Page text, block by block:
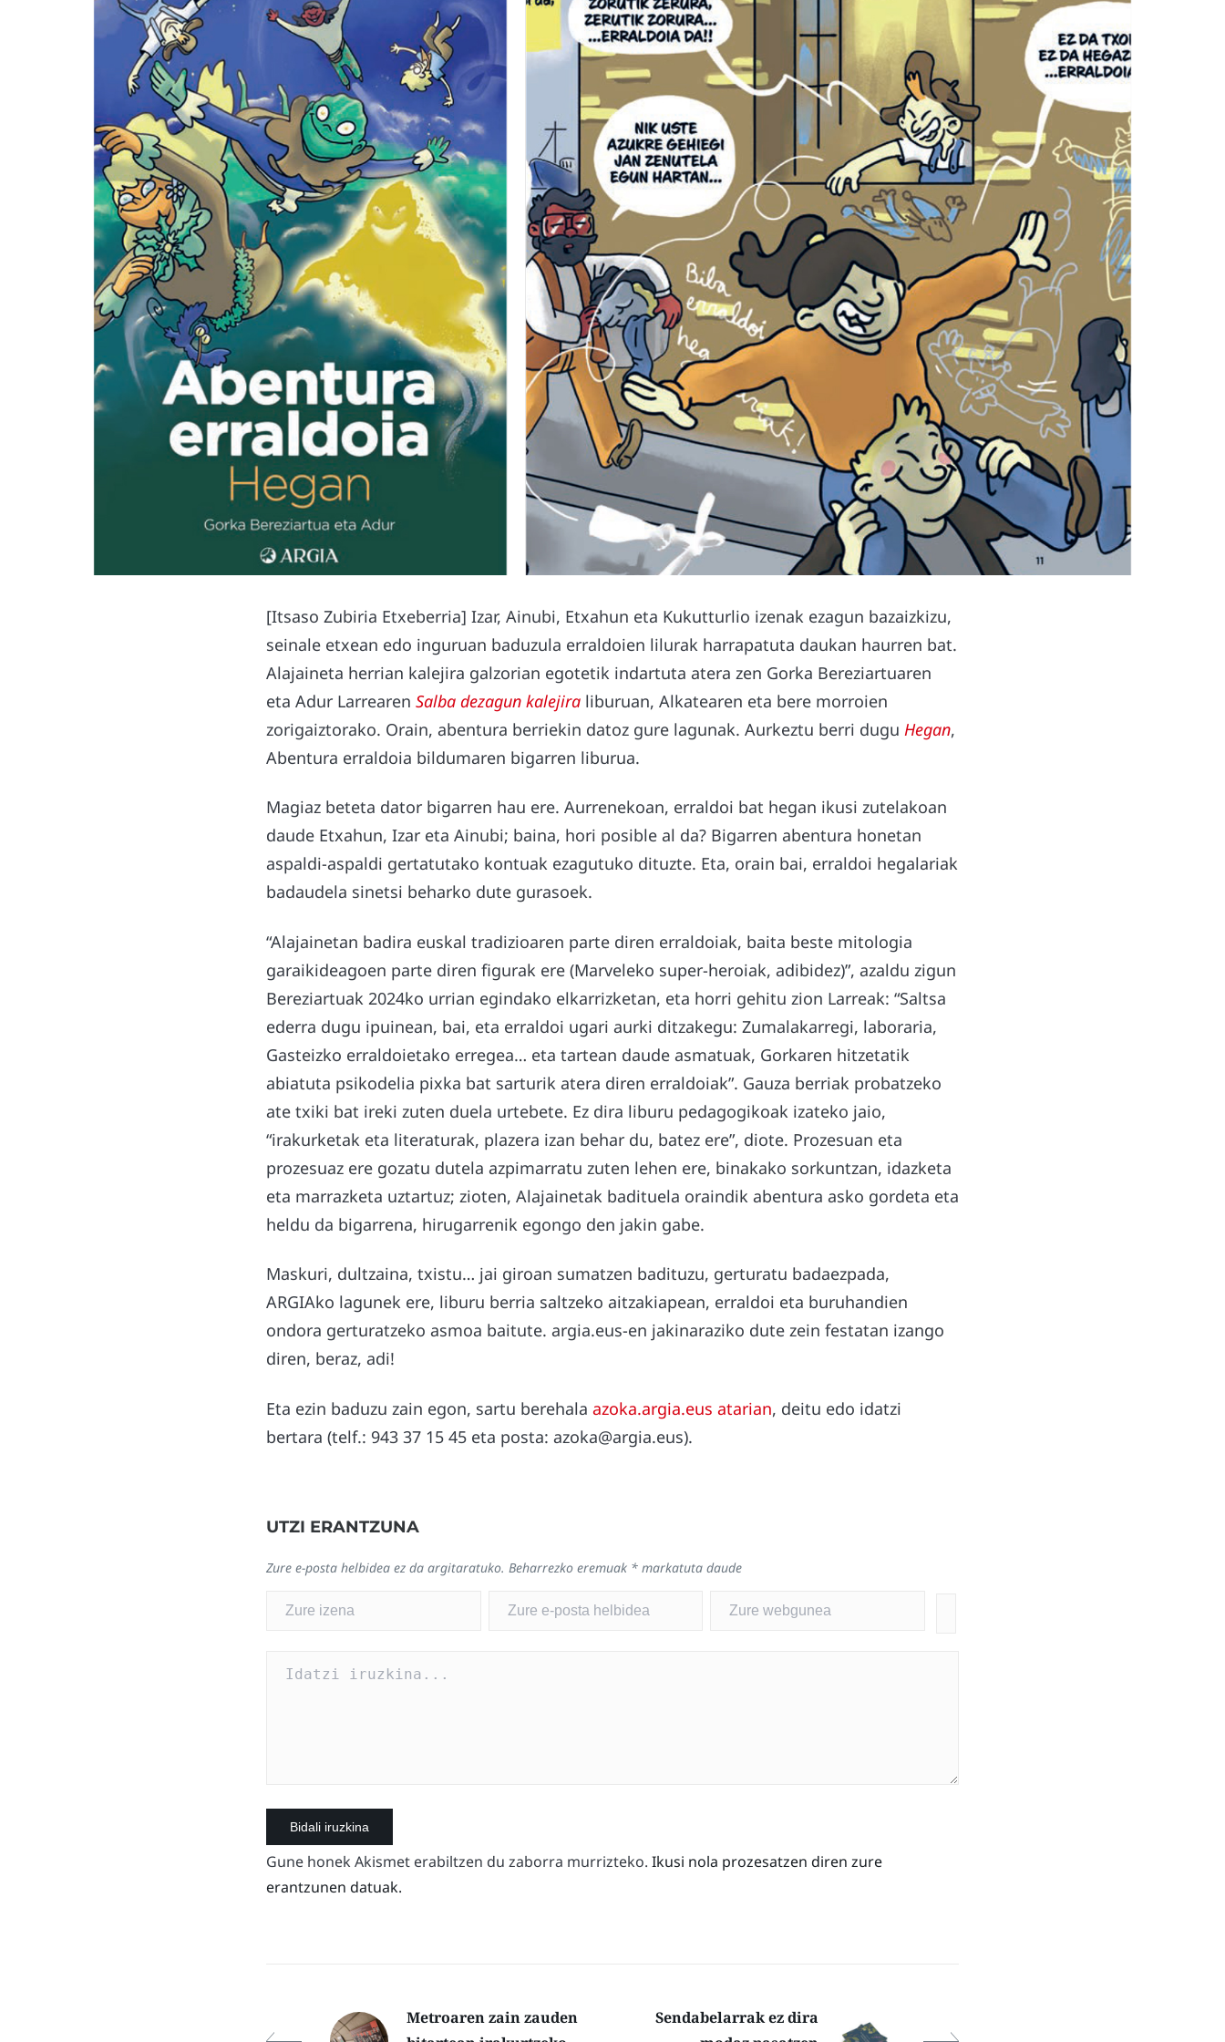
[Itsaso Zubiria Etxeberria] Izar, Ainubi, Etxahun eta Kukutturlio izenak ezagun bazaizkizu,
seinale etxean edo inguruan baduzula erraldoien lilurak harrapatuta daukan haurren bat.
Alajaineta herrian kalejira galzorian egotetik indartuta atera zen Gorka Bereziartuaren
eta Adur Larrearen Salba dezagun kalejira liburuan, Alkatearen eta bere morroien
zorigaiztorako. Orain, abentura berriekin datoz gure lagunak. Aurkeztu berri dugu Hegan,
Abentura erraldoia bildumaren bigarren liburua.
Magiaz beteta dator bigarren hau ere. Aurrenekoan, erraldoi bat hegan ikusi zutelakoan
daude Etxahun, Izar eta Ainubi; baina, hori posible al da? Bigarren abentura honetan
aspaldi-aspaldi gertatutako kontuak ezagutuko dituzte. Eta, orain bai, erraldoi hegalariak
badaudela sinetsi beharko dute gurasoek.
“Alajainetan badira euskal tradizioaren parte diren erraldoiak, baita beste mitologia
garaikideagoen parte diren figurak ere (Marveleko super-heroiak, adibidez)”, azaldu zigun
Bereziartuak 2024ko urrian egindako elkarrizketan, eta horri gehitu zion Larreak: “Saltsa
ederra dugu ipuinean, bai, eta erraldoi ugari aurki ditzakegu: Zumalakarregi, laboraria,
Gasteizko erraldoietako erregea… eta tartean daude asmatuak, Gorkaren hitzetatik
abiatuta psikodelia pixka bat sarturik atera diren erraldoiak”. Gauza berriak probatzeko
ate txiki bat ireki zuten duela urtebete. Ez dira liburu pedagogikoak izateko jaio,
“irakurketak eta literaturak, plazera izan behar du, batez ere”, diote. Prozesuan eta
prozesuaz ere gozatu dutela azpimarratu zuten lehen ere, binakako sorkuntzan, idazketa
eta marrazketa uztartuz; zioten, Alajainetak badituela oraindik abentura asko gordeta eta
heldu da bigarrena, hirugarrenik egongo den jakin gabe.
Maskuri, dultzaina, txistu… jai giroan sumatzen badituzu, gerturatu badaezpada,
ARGIAko lagunek ere, liburu berria saltzeko aitzakiapean, erraldoi eta buruhandien
ondora gerturatzeko asmoa baitute. argia.eus-en jakinaraziko dute zein festatan izango
diren, beraz, adi!
Eta ezin baduzu zain egon, sartu berehala azoka.argia.eus atarian, deitu edo idatzi
bertara (telf.: 943 37 15 45 eta posta: azoka@argia.eus).
UTZI ERANTZUNA
Zure e-posta helbidea ez da argitaratuko. Beharrezko eremuak * markatuta daude
Gune honek Akismet erabiltzen du zaborra murrizteko. Ikusi nola prozesatzen diren zure
erantzunen datuak.
Metroaren zain zauden
Sendabelarrak ez dira